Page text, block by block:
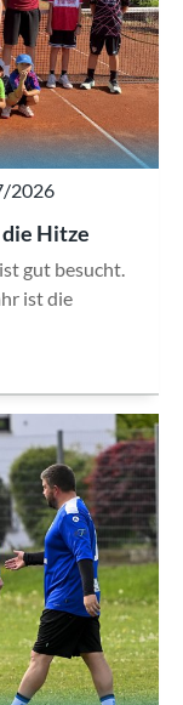
2026
Hitze
gut besucht.
ist die